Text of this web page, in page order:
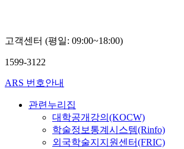
고객센터 (평일: 09:00~18:00)
1599-3122
ARS 번호안내
관련누리집
대학공개강의(KOCW)
학술정보통계시스템(Rinfo)
외국학술지지원센터(FRIC)